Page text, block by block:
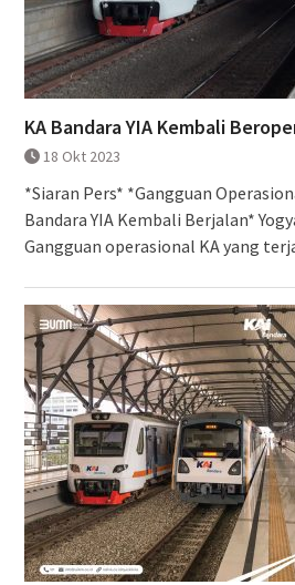
KA Bandara YIA Kembali
18 Okt 2023
*Siaran Pers* *Gangguan
Bandara YIA Kembali Berjalan*
Gangguan operasional KA yang